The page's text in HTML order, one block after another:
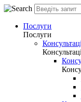
Послуги
Послуги